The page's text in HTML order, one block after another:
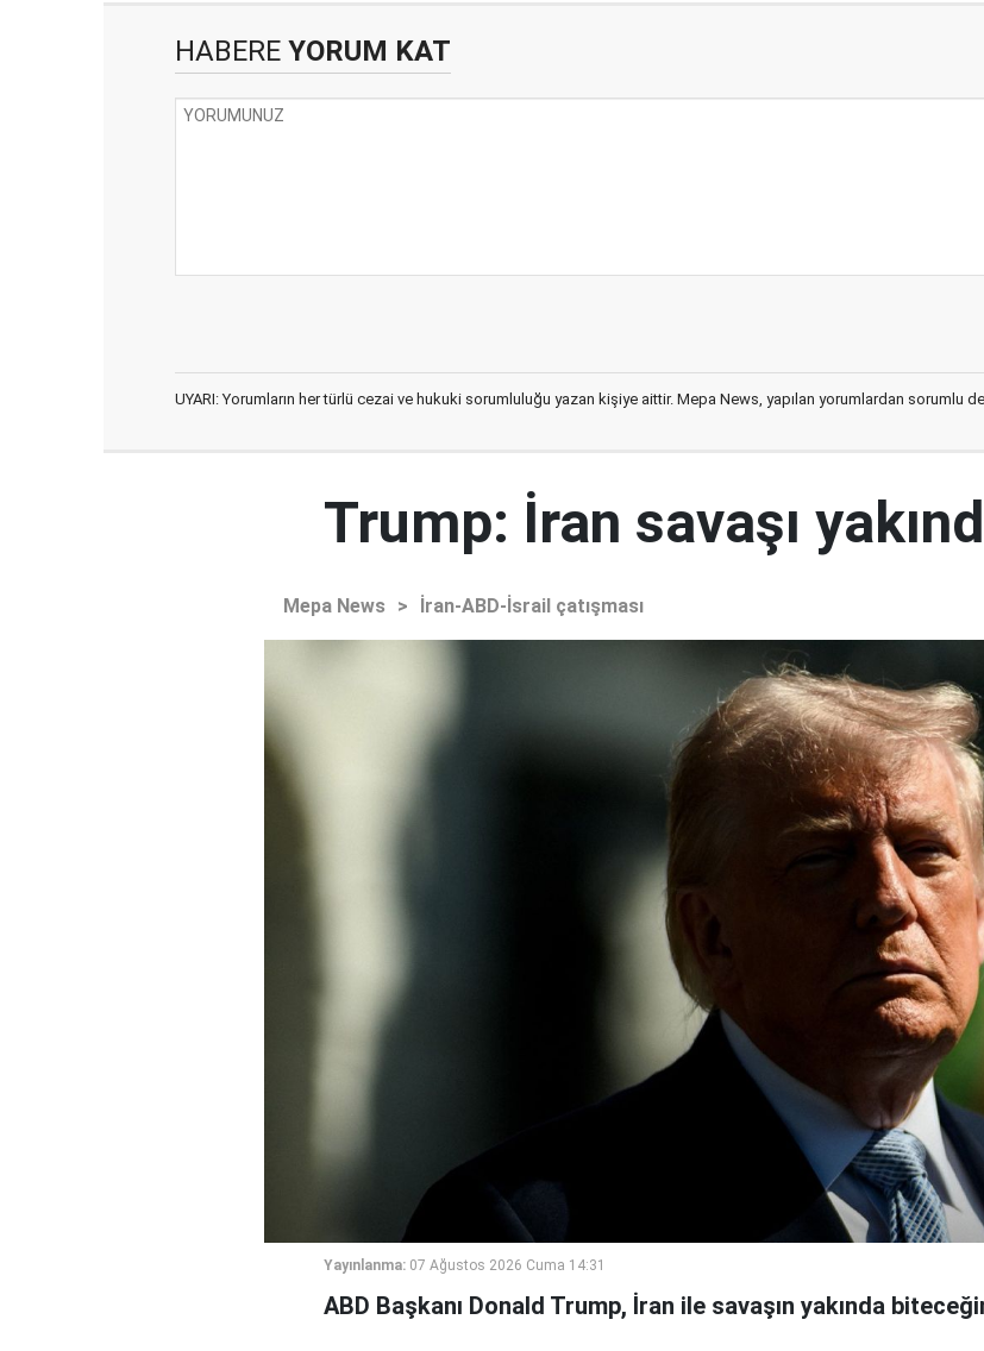
HABERE YORUM KAT
UYARI: Yorumların her türlü cezai ve hukuki sorumluluğu yazan kişiye aittir. Mepa News, yapılan yorumlardan sorumlu
Trump: İran savaşı
Mepa News > İran-ABD-İsrail çatışması
Yayınlanma: 07 Ağustos 2026 Cuma 14:31
ABD Başkanı Donald Trump, İran ile savaşın yakında